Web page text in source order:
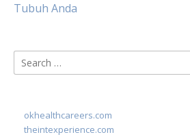
Tubuh Anda
Search
for:
okhealthcareers.com
theintexperience.com